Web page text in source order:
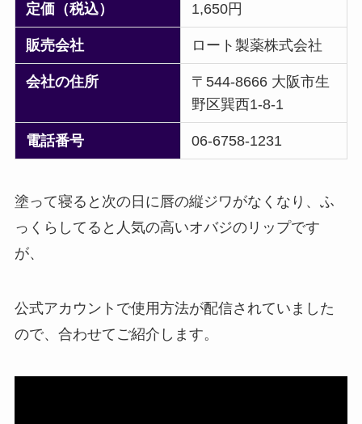
定価（税込） 1,650円
販売会社 ロート製薬株式会社
会社の住所
〒544-8666 大阪市生
野区巽西1-8-1
電話番号 06-6758-1231
塗って寝ると次の日に唇の縦ジワがなくなり、ふ
っくらしてると人気の高いオバジのリップです
が、
公式アカウントで使用方法が配信されていました
ので、合わせてご紹介します。